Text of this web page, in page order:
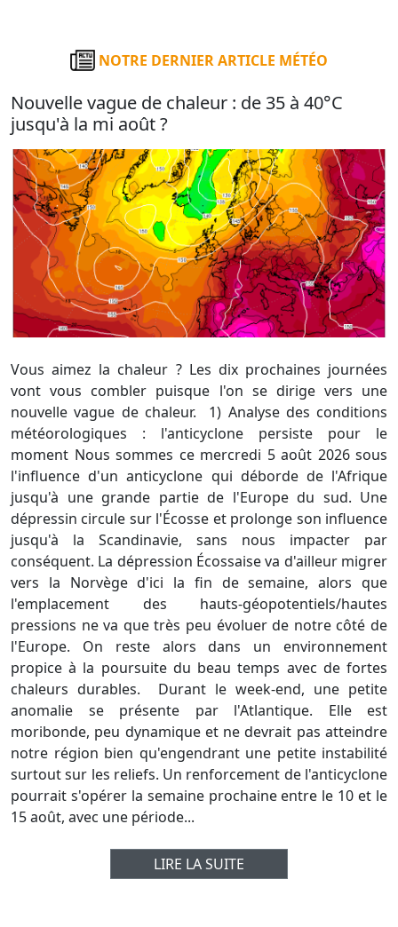
NOTRE DERNIER ARTICLE MÉTÉO
Nouvelle vague de chaleur : de 35 à 40°C
jusqu'à la mi août ?
Vous aimez la chaleur ? Les dix prochaines journées
vont vous combler puisque l'on se dirige vers une
nouvelle vague de chaleur. 1) Analyse des conditions
météorologiques : l'anticyclone persiste pour le
moment Nous sommes ce mercredi 5 août 2026 sous
l'influence d'un anticyclone qui déborde de l'Afrique
jusqu'à une grande partie de l'Europe du sud. Une
dépressin circule sur l'Écosse et prolonge son influence
jusqu'à la Scandinavie, sans nous impacter par
conséquent. La dépression Écossaise va d'ailleur migrer
vers la Norvège d'ici la fin de semaine, alors que
l'emplacement des hauts-géopotentiels/hautes
pressions ne va que très peu évoluer de notre côté de
l'Europe. On reste alors dans un environnement
propice à la poursuite du beau temps avec de fortes
chaleurs durables. Durant le week-end, une petite
anomalie se présente par l'Atlantique. Elle est
moribonde, peu dynamique et ne devrait pas atteindre
notre région bien qu'engendrant une petite instabilité
surtout sur les reliefs. Un renforcement de l'anticyclone
pourrait s'opérer la semaine prochaine entre le 10 et le
15 août, avec une période...
LIRE LA SUITE